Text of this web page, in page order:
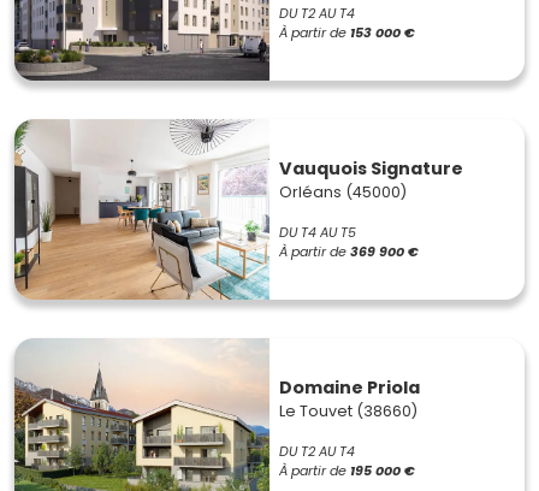
DU T2 AU T4
À partir de 153 000 €
Vauquois Signature
Orléans (45000)
DU T4 AU T5
À partir de369 900 €
Domaine Priola
Le Touvet (38660)
DU T2 AU T4
À partir de 195 000 €